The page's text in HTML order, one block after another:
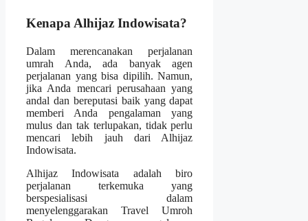
Kenapa Alhijaz Indowisata?
Dalam merencanakan perjalanan
umrah Anda, ada banyak agen
perjalanan yang bisa dipilih. Namun,
jika Anda mencari perusahaan yang
andal dan bereputasi baik yang dapat
memberi Anda pengalaman yang
mulus dan tak terlupakan, tidak perlu
mencari lebih jauh dari Alhijaz
Indowisata.
Alhijaz Indowisata adalah biro
perjalanan terkemuka yang
berspesialisasi dalam
menyelenggarakan Travel Umroh